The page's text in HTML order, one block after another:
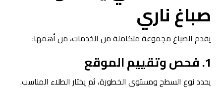
صباغ ناري
يقدم الصباغ مجموعة متكاملة من الخدمات، من أهمها:
1. فحص وتقييم الموقع
يحدد نوع السطح ومستوى الخطورة، ثم يختار الطلاء المناسب.